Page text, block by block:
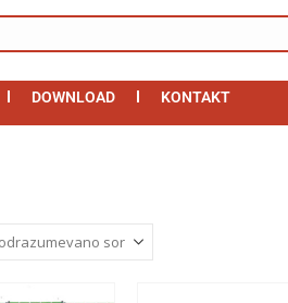
DOWNLOAD KONTAKT